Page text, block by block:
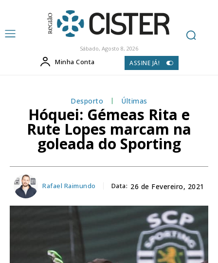
Sábado, Agosto 8, 2026
Minha Conta ASSINE JÁ!
Desporto Últimas
Hóquei: Gémeas Rita e
Rute Lopes marcam na
goleada do Sporting
Rafael Raimundo Data: 26 de Fevereiro, 2021